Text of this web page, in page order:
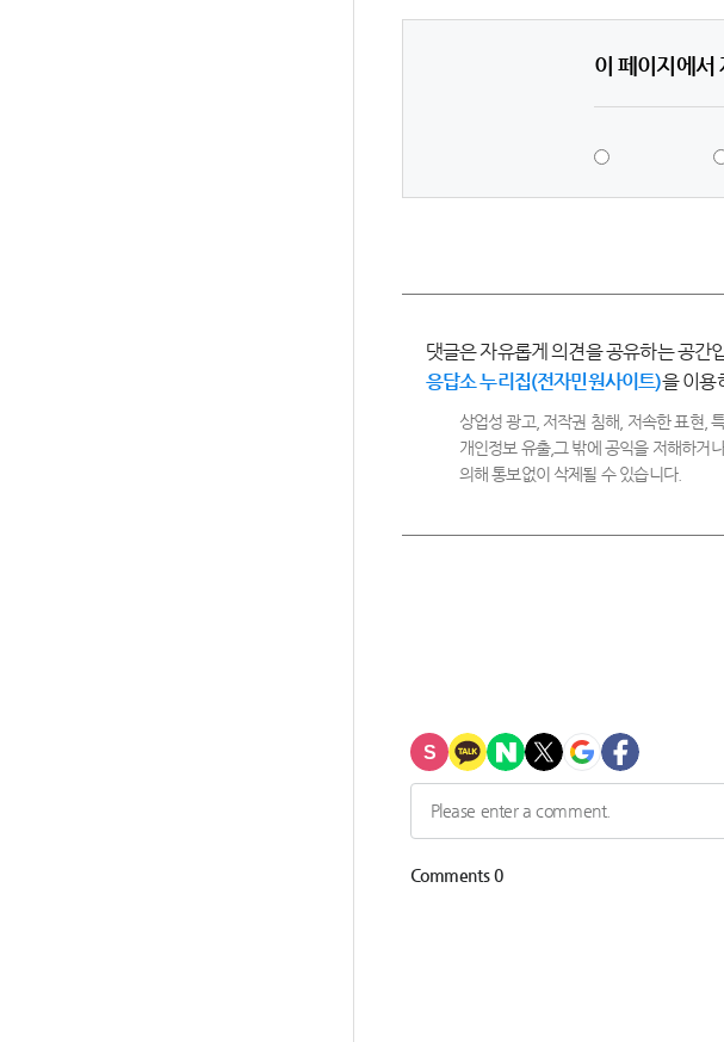
이 페이지에서
댓글은 자유롭게 의견을 공유하는 공간
응답소 누리집(전자민원사이트)을 이용
상업성 광고, 저작권 침해, 저속한 표현,
개인정보 유출,그 밖에 공익을 저해하거
의해 통보없이 삭제될 수 있습니다.